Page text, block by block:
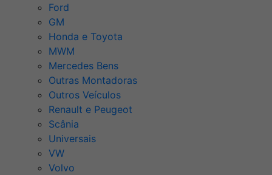
Ford
GM
Honda e Toyota
MWM
Mercedes Bens
Outras Montadoras
Outros Veículos
Renault e Peugeot
Scânia
Universais
VW
Volvo